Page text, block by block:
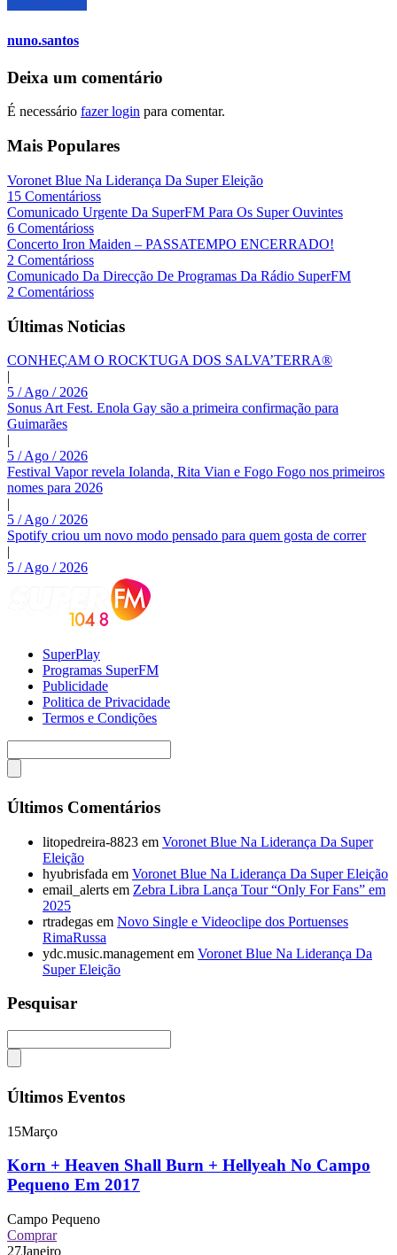
nuno.santos
Deixa um comentário
É necessário fazer login para comentar.
Mais Populares
Voronet Blue Na Liderança Da Super Eleição
15 Comentárioss
Comunicado Urgente Da SuperFM Para Os Super Ouvintes
6 Comentárioss
Concerto Iron Maiden – PASSATEMPO ENCERRADO!
2 Comentárioss
Comunicado Da Direcção De Programas Da Rádio SuperFM
2 Comentárioss
Últimas Noticias
CONHEÇAM O ROCKTUGA DOS SALVA’TERRA®
|
5 / Ago / 2026
Sonus Art Fest. Enola Gay são a primeira confirmação para
Guimarães
|
5 / Ago / 2026
Festival Vapor revela Iolanda, Rita Vian e Fogo Fogo nos primeiros
nomes para 2026
|
5 / Ago / 2026
Spotify criou um novo modo pensado para quem gosta de correr
|
5 / Ago / 2026
SuperPlay
Programas SuperFM
Publicidade
Politica de Privacidade
Termos e Condições
Últimos Comentários
litopedreira-8823 em Voronet Blue Na Liderança Da Super
Eleição
hyubrisfada em Voronet Blue Na Liderança Da Super Eleição
email_alerts em Zebra Libra Lança Tour “Only For Fans” em
2025
rtradegas em Novo Single e Videoclipe dos Portuenses
RimaRussa
ydc.music.management em Voronet Blue Na Liderança Da
Super Eleição
Pesquisar
Últimos Eventos
15Março
Korn + Heaven Shall Burn + Hellyeah No Campo
Pequeno Em 2017
Campo Pequeno
Comprar
27Janeiro